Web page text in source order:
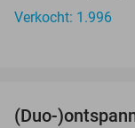
Verkocht: 1.996
(Duo-